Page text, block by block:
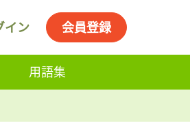
イン 会員登録
用語集